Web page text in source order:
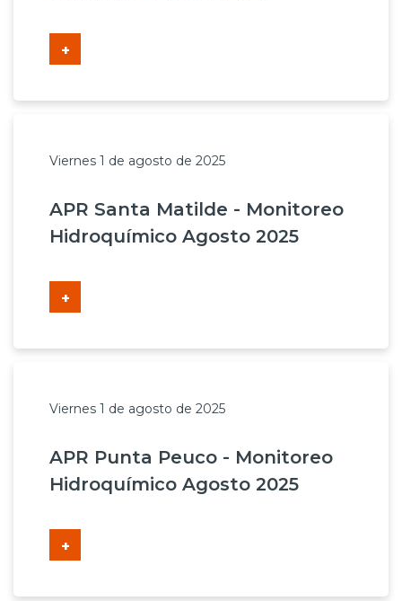
+
Viernes 1 de agosto de 2025
APR Santa Matilde - Monitoreo
Hidroquímico Agosto 2025
+
Viernes 1 de agosto de 2025
APR Punta Peuco - Monitoreo
Hidroquímico Agosto 2025
+